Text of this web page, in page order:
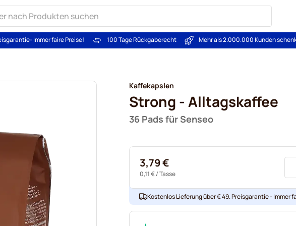
- Immer faire Preise! 100 Tage Rückgaberecht Mehr als 2.000.000 Kunden
Kaffekapslen
Strong - Alltagskaffee
36 Pads für Senseo
3,79 €
0,11 €/ Tasse
Kostenlos Lieferung über € 49. Preisgarantie - Immer